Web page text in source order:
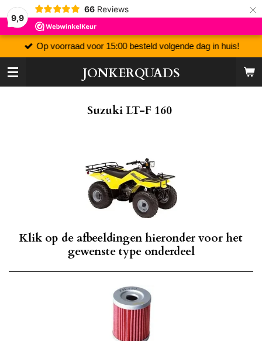
9,9
66 Reviews ×
JONKERQUADS
Op voorraad voor 15:00 besteld volgende dag in huis!
Suzuki LT-F 160
Klik op de afbeeldingen hieronder voor het
gewenste type onderdeel